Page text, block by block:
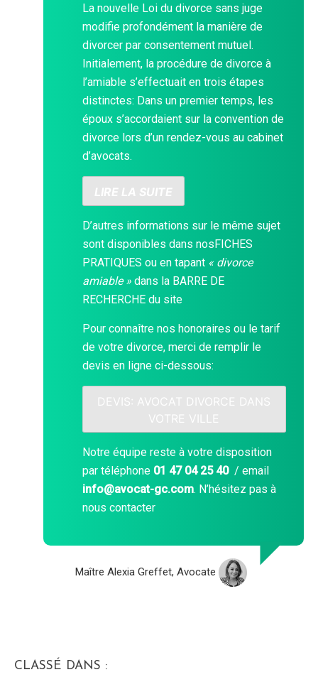
La nouvelle Loi du divorce sans juge
modifie profondément la manière de
divorcer par consentement mutuel.
Initialement, la procédure de divorce à
l’amiable s’effectuait en trois étapes
distinctes: Dans un premier temps, les
époux s’accordaient sur la convention de
divorce lors d’un rendez-vous au cabinet
d’avocats.
LIRE LA SUITE
D’autres informations sur le même sujet
sont disponibles dans nosFICHES
PRATIQUES ou en tapant « divorce
amiable »dans la BARRE DE
RECHERCHEdu site
Pour connaître nos honoraires ou le tarif
de votre divorce, merci de remplir le
devis en ligne ci-dessous:
DEVIS: AVOCAT DIVORCE DANS
VOTRE VILLE
Notre équipe reste à votre disposition
par téléphone 01 47 04 25 40 / email
info@avocat-gc.com. N’hésitez pas à
nous contacter
Maître Alexia Greffet, Avocate
CLASSÉ DANS :